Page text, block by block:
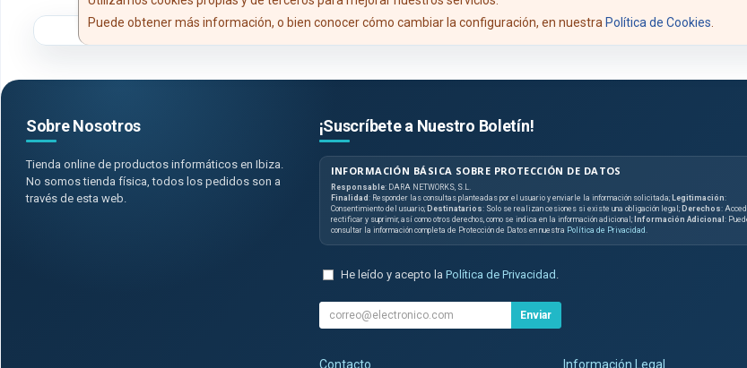
Puede obtener más información, o bien conocer cómo cambiar la configuración, en nuestra Política de Cookies.
Sobre Nosotros
Tienda online de productos informáticos en Ibiza.
No somos tienda física, todos los pedidos son a
través de esta web.
¡Suscríbete a Nuestro Boletín!
INFORMACIÓN BÁSICA SOBRE PROTECCIÓN DE DATOS
Responsable: DARA NETWORKS, S.L.
Finalidad : Responder las consultas planteadas por el usuario y enviarle la información solicitada; Legitimación:
Consentimiento del usuario; Destinatarios: Solo se realizan cesiones si existe una obligación legal; Derechos:
rectificar y suprimir, así como otros derechos, como se indica en la información adicional; Información Adicional :
consultar la información completa de Protección de Datos en nuestra Política de Privacidad.
He leído y acepto la Política de Privacidad .
Enviar
Contacto Información Legal